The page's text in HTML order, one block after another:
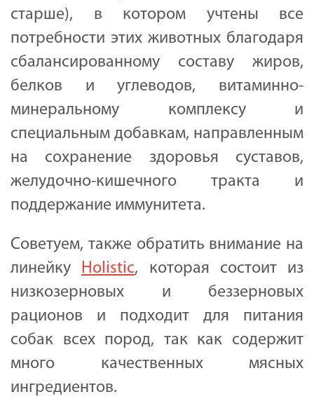
старше), в котором учтены все
потребности этих животных благодаря
сбалансированному составу жиров,
белков и углеводов, витаминно-
минеральному комплексу и
специальным добавкам, направленным
на сохранение здоровья суставов,
желудочно-кишечного тракта и
поддержание иммунитета.
Советуем, также обратить внимание на
линейку
Holistic, которая состоит из
низкозерновых и беззерновых
рационов и подходит для питания
собак всех пород, так как содержит
много качественных мясных
ингредиентов.